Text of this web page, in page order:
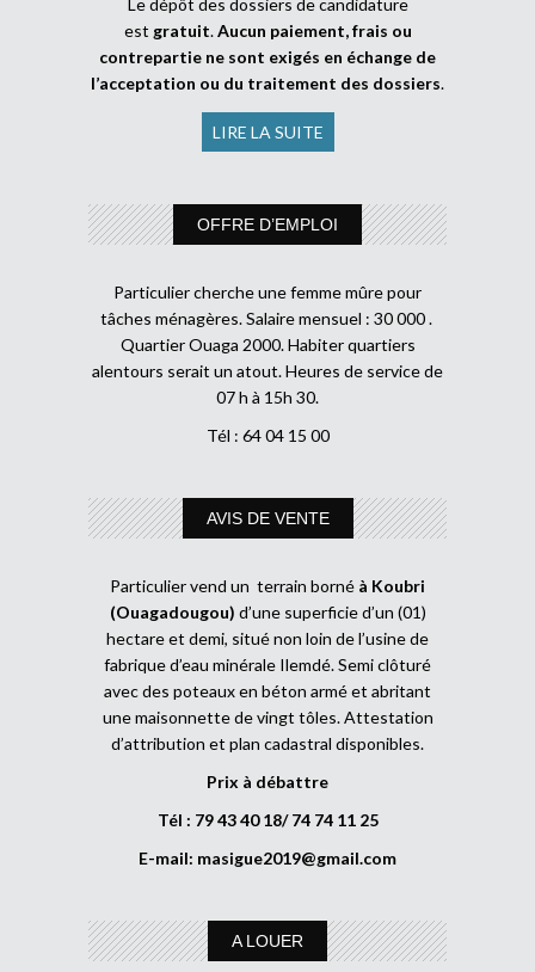
est gratuit.Aucun paiement, frais ou
contrepartie ne sont exigés en échange de
l’acceptation ou du traitement des dossiers.
LIRE LA SUITE
OFFRE D’EMPLOI
Particulier cherche une femme mûre pour
tâches ménagères. Salaire mensuel : 30 000 .
Quartier Ouaga 2000. Habiter quartiers
alentours serait un atout. Heures de service de
07 h à 15h 30.
Tél : 64 04 15 00
AVIS DE VENTE
Particulier vend un terrain borné à Koubri
(Ouagadougou) d’une superficie d’un (01)
hectare et demi, situé non loin de l’usine de
fabrique d’eau minérale Ilemdé. Semi clôturé
avec des poteaux en béton armé et abritant
une maisonnette de vingt tôles. Attestation
d’attribution et plan cadastral disponibles.
Prix à débattre
Tél : 79 43 40 18/ 74 74 11 25
E-mail: masigue2019@gmail.com
A LOUER